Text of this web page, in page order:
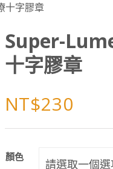
十字膠章
Super-
十字膠章
NT$230
顏色